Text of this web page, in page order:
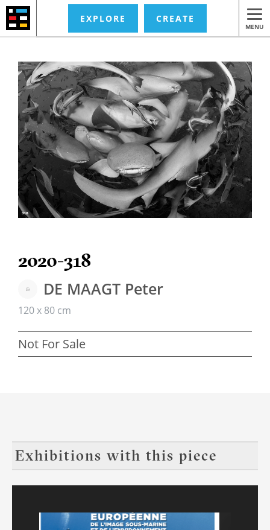
EXPLORE CREATE
MENU
2020-318
DE MAAGT Peter
120 x 80 cm
Not For Sale
Exhibitions with this piece